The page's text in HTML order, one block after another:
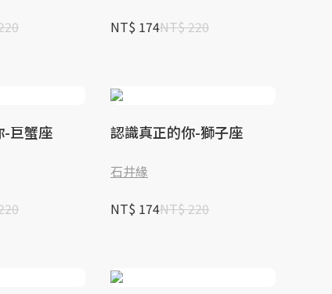
NT$ 174NT$ 220
-巨蟹座 認識真正的你-獅子座
石井緣
NT$ 174NT$ 220